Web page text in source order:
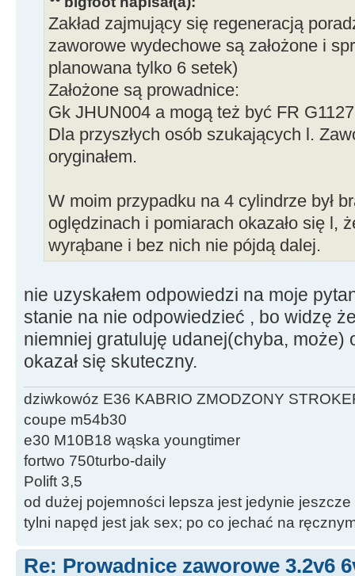
Zakład zajmujący się regeneracją
zaworowe wydechowe są założone i
planowana tylko 6 setek)
Założone są prowadnice:
Gk JHUN004 a mogą też być FR
Dla przyszłych osób szukających l.
oryginałem.
W moim przypadku na 4 cylindrze był
oględzinach i pomiarach okazało się l,
wyrąbane i bez nich nie pójdą dalej.
nie uzyskałem odpowiedzi na moje
stanie na nie odpowiedzieć , bo widzę
niemniej gratuluję udanej(chyba, może)
okazał się skuteczny.
dziwkowóz E36 KABRIO ZMODZONY
coupe m54b30
e30 M10B18 wąska youngtimer
fortwo 750turbo-daily
Polift 3,5
od dużej pojemności lepsza jest jedynie jeszcze
tylni napęd jest jak sex; po co jechać na
Re: Prowadnice zaworowe 3.2v6